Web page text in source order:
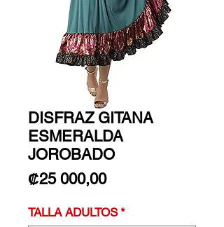
DISFRAZ GITANA
ESMERALDA
JOROBADO
₡25 000,00Precio
TALLA ADULTOS *